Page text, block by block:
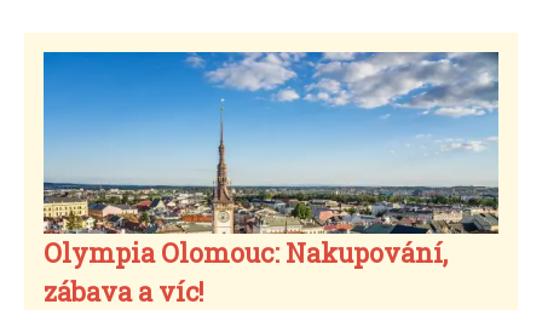
Olympia Olomouc: Nakupování,
zábava a víc!